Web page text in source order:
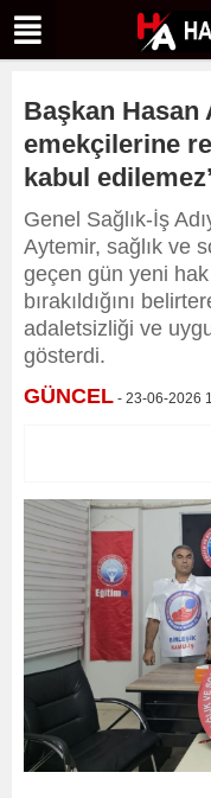
Başkan Hasan
emekçilerine
kabul edilemez’
Genel Sağlık-İş
Aytemir, sağlık ve
geçen gün yeni hak
bırakıldığını
adaletsizliği ve
gösterdi.
GÜNCEL - 23-06-2026